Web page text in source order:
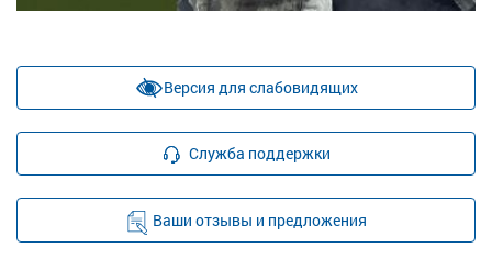
Версия для слабовидящих
Служба поддержки
Ваши отзывы и предложения